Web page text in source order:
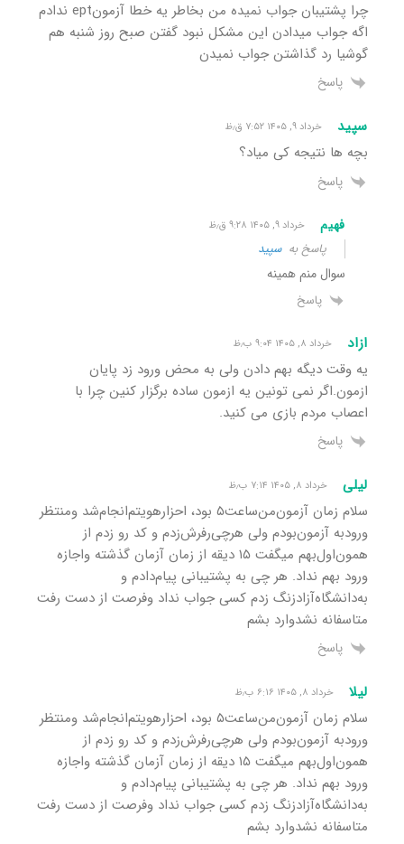
چرا پشتیبان جواب نمیده من بخاطر یه خطا آزمونept ندادم
اگه جواب میدادن این مشکل نبود گفتن صبح روز شنبه هم
گوشیا رد گذاشتن جواب نمیدن
پاسخ
سپید خرداد ۹, ۱۴۰۵ ۷:۵۲ ق٫ظ
بچه ها نتیجه کی میاد؟
پاسخ
فهیم خرداد ۹, ۱۴۰۵ ۹:۲۸ ق٫ظ
پاسخ بهسپید
سوال منم همینه
پاسخ
ازاد خرداد ۸, ۱۴۰۵ ۹:۰۴ ب٫ظ
یه وقت دیگه بهم دادن ولی به محض ورود زد پایان
ازمون.اگر نمی تونین یه ازمون ساده برگزار کنین چرا با
اعصاب مردم بازی می کنید.
پاسخ
لیلی خرداد ۸, ۱۴۰۵ ۷:۱۴ ب٫ظ
سلام زمان آزمون‌من‌ساعت‌۵ بود‌، احزار‌هویتم‌انجام‌شد و‌منتظر‌
ورود‌به آزمون‌‌بودم ولی هرچی‌رفرش‌زدم و کد رو‌ زدم از
همون‌اول‌بهم میگفت ۱۵ دیقه از زمان آزمان گذشته و‌اجازه
ورود بهم نداد. هر چی به پشتیبانی پیام‌دادم و
به‌دانشگاه‌آزاد‌زنگ زدم کسی جواب نداد و‌فرصت از دست رفت
متاسفانه نشد‌وارد بشم
پاسخ
لیلا خرداد ۸, ۱۴۰۵ ۶:۱۶ ب٫ظ
سلام زمان آزمون‌من‌ساعت‌۵ بود‌، احزار‌هویتم‌انجام‌شد و‌منتظر‌
ورود‌به آزمون‌‌بودم ولی هرچی‌رفرش‌زدم و کد رو‌ زدم از
همون‌اول‌بهم میگفت ۱۵ دیقه از زمان آزمان گذشته و‌اجازه
ورود بهم نداد. هر چی به پشتیبانی پیام‌دادم و
به‌دانشگاه‌آزاد‌زنگ زدم کسی جواب نداد و‌فرصت از دست رفت
متاسفانه نشد‌وارد بشم